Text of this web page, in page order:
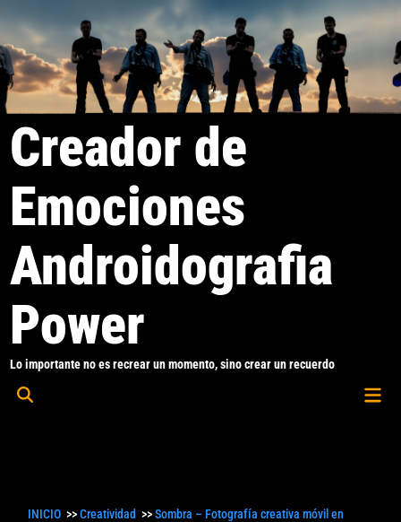
al
contenido
Creador de
Emociones
Androidografia
Power
Lo importante no es recrear un momento, sino crear un recuerdo
Abrir
INICIO >>Creatividad >>Sombra – Fotografía creativa móvil en